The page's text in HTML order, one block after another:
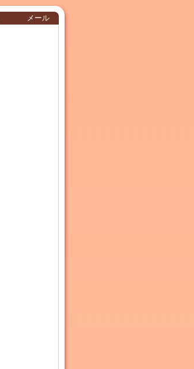
メール